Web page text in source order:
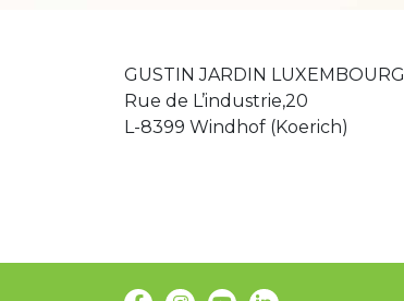
GUSTIN JARDIN LUXEMBOURG
Rue de L’industrie,20
L-8399 Windhof (Koerich)